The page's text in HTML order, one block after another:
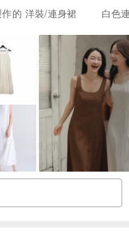
的 洋裝/連身裙 白色